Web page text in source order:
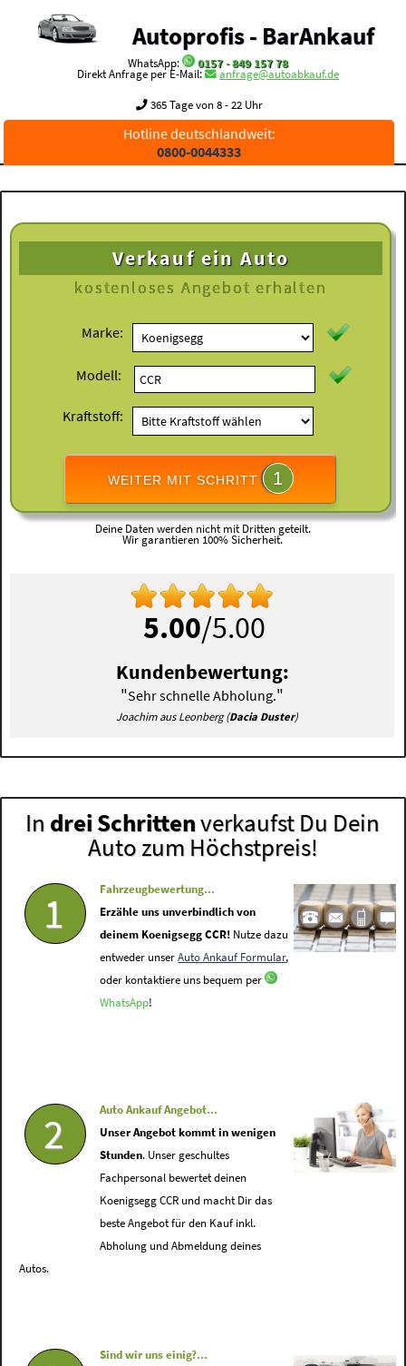
Autoprofis - BarAnkauf
WhatsApp:
0157 - 849 157 78
Direkt Anfrage per E-Mail:
anfrage@autoabkauf.de
365 Tage von 8 - 22 Uhr
Hotline deutschlandweit:
0800-0044333
Verkauf ein Auto
kostenloses Angebot erhalten
Marke:
Modell:
Kraftstoff:
WEITER MIT SCHRITT 1
Deine Daten werden nicht mit Dritten geteilt.
Wir garantieren 100% Sicherheit.
5.00/5.00
Kundenbewertung:
"Sehr schnelle Abholung."
Joachim aus Leonberg (Dacia Duster)
In drei Schrittenverkaufst Du Dein
Auto zum Höchstpreis!
1
Fahrzeugbewertung...
Erzähle uns unverbindlich von
deinem Koenigsegg CCR! Nutze dazu
entweder unserAuto Ankauf Formular,
oder kontaktiere uns bequem per
WhatsApp!
2
Auto Ankauf Angebot...
Unser Angebot kommt in wenigen
Stunden. Unser geschultes
Fachpersonal bewertet deinen
Koenigsegg CCR und macht Dir das
beste Angebot für den Kauf inkl.
Abholung und Abmeldung deines
Autos.
Sind wir uns einig?...